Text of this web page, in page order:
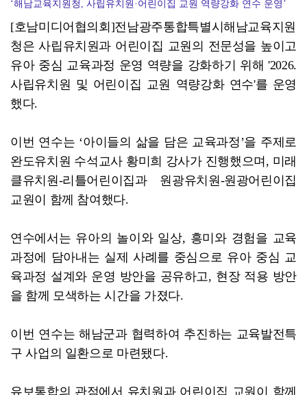
‘해남교육지원청, 사립유치원·어린이집 교원 역량강화 연수 운영’
[호남미디어협의회]전남광주통합특별시해남교육지원
청은 사립유치원과 어린이집 교원의 전문성을 높이고
유아 중심 교육과정 운영 역량을 강화하기 위해 '2026.
사립유치원 및 어린이집 교원 역량강화 연수'를 운영
했다.
이번 연수는 ‘아이들의 삶을 담은 교육과정’​을 주제로
완도유치원 수석교사 황미희 강사가 진행했으며, 미래
클유치원-리틀어린이집과 원광유치원-원광어린이집
교원이 함께 참여했다.
연수에서는 유아의 놀이와 일상, 흥미와 경험을 교육
과정에 담아내는 실제 사례를 중심으로 유아 중심 교
육과정 설계와 운영 방안을 공유하고, 현장 적용 방안
을 함께 모색하는 시간을 가졌다.
이번 연수는 해남군과 협력하여 추진하는 교육발전특
구 사업의 일환으로 마련됐다.
유보통합의 관점에서 유치원과 어린이집 교원이 함께